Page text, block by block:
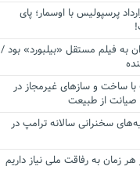
پرسپولیس با اوسمار؛ پای
به فیلم مستقل «بیلبورد» بود /
با ساخت‌ و سازهای غیرمجاز در
صیانت از طبیعت
سخنرانی سالانه ترامپ در
زمان به رفاقت ملی نیاز داریم